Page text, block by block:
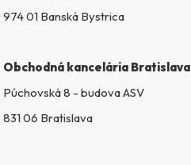
974 01 Banská Bystrica
Obchodná kancelária Bratislava
Púchovská 8 - budova ASV
831 06 Bratislava